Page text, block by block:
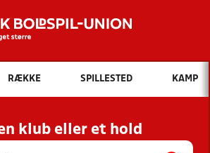
Hvad vil du søge efter?
INDHOLD OG NYHEDER
RESULTATER, KLUBBER OG
HOLD
RÆKKE SPILLESTED KAMP
klub eller et hold